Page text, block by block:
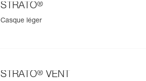
STRATO®
Casque léger
STRATO® VENT